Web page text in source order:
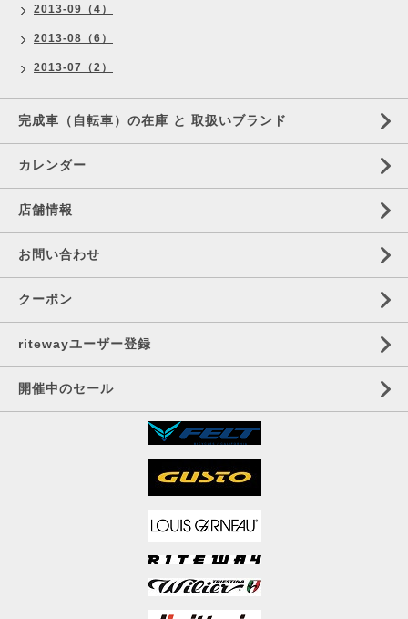
2013-09（4）
2013-08（6）
2013-07（2）
完成車（自転車）の在庫 と 取扱いブランド
カレンダー
店舗情報
お問い合わせ
クーポン
ritewayユーザー登録
開催中のセール